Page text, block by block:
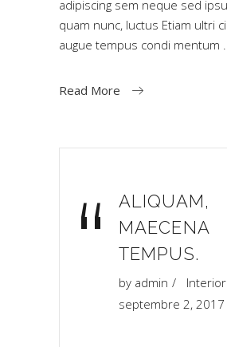
adipiscing sem neque sed
quam nunc, luctus Etiam ultri
augue tempus condi mentum
Read More
“
ALIQUAM,
MAECENA
TEMPUS.
by admin
Interior
septembre 2, 2017